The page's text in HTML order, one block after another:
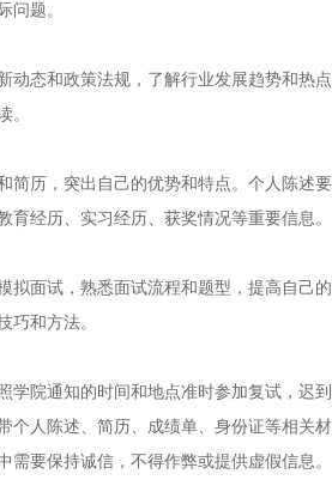
问题。
动态和政策法规，了解行业发展趋势和热
。
简历，突出自己的优势和特点。个人陈述
育经历、实习经历、获奖情况等重要信息。
拟面试，熟悉面试流程和题型，提高自己
巧和方法。
学院通知的时间和地点准时参加复试，迟
个人陈述、简历、成绩单、身份证等相关
需要保持诚信，不得作弊或提供虚假信息